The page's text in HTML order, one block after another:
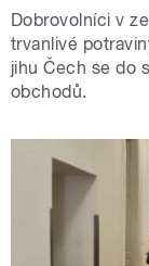
Dobrovolníci v
trvanlivé
jihu Čech se do
obchodů.